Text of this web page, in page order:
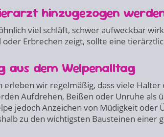
hinzugezogen
viel schläft, schwer aufweckbar
Erbrechen zeigt, sollte eine
aus dem Welpenalltag
wir regelmäßig, dass viele
Aufdrehen, Beißen oder Unruhe als
jedoch Anzeichen von Müdigkeit oder
zu den wichtigsten Bausteinen einer